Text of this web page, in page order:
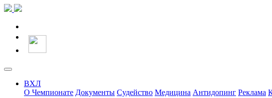
ВХЛ
О Чемпионате Документы Судейство Медицина Антидопинг Реклама